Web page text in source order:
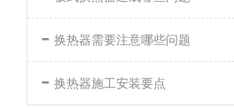
- 换热器需要注意哪些问题
- 换热器施工安装要点